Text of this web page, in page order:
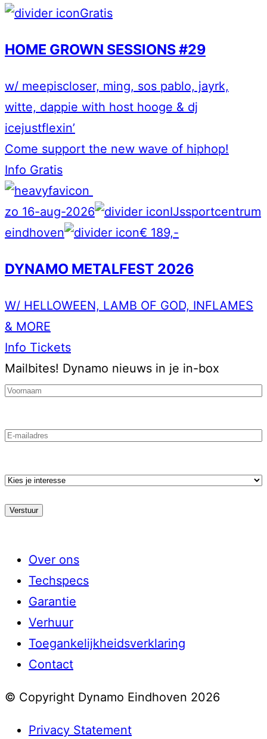
Gratis
HOME GROWN SESSIONS #29
w/ meepiscloser, ming, sos pablo, jayrk,
witte, dappie with host hooge & dj
icejustflexin’
Come support the new wave of hiphop!
Info Gratis
zo 16-aug-2026
IJssportcentrum
eindhoven
€ 189,-
DYNAMO METALFEST 2026
W/ HELLOWEEN, LAMB OF GOD, INFLAMES
& MORE
Info Tickets
Mailbites! Dynamo nieuws in je in-box
Voornaam(Vereist)
Email
Kies
stroming
Over ons
Techspecs
Garantie
Verhuur
Toegankelijkheidsverklaring
Contact
© Copyright Dynamo Eindhoven 2026
Privacy Statement